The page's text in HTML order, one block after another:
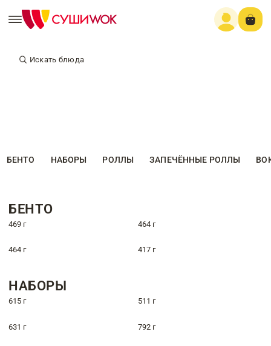
Искать блюда
БЕНТО НАБОРЫ РОЛЛЫ ЗАПЕЧЁННЫЕ РОЛЛЫ
БЕНТО
469 г 464 г
464 г 417 г
НАБОРЫ
615 г 511 г
631 г 792 г